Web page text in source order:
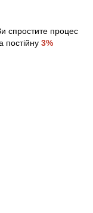
спростите процес
постійну 3%